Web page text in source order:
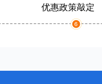
优惠政策敲定